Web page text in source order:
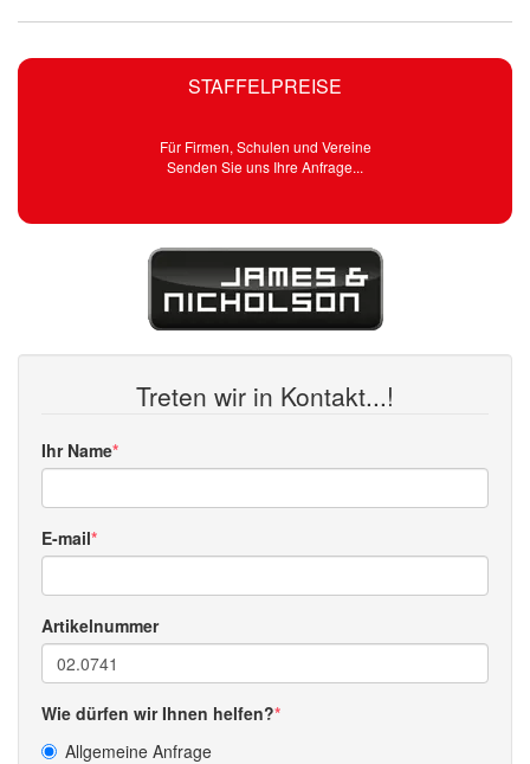
STAFFELPREISE
Für Firmen, Schulen und Vereine
Senden Sie uns Ihre Anfrage...
Treten wir in Kontakt...!
Ihr Name
E-mail
Artikelnummer
Wie dürfen wir Ihnen helfen?
Allgemeine Anfrage